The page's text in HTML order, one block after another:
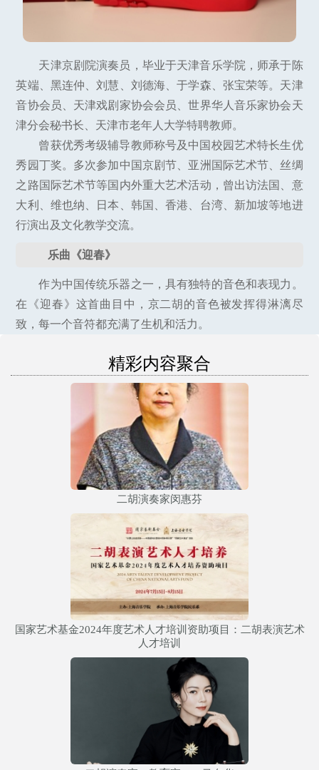
天津京剧院演奏员，毕业于天津音乐学院，师承于陈
英端、黑连仲、刘慧、刘德海、于学森、张宝荣等。天津
音协会员、天津戏剧家协会会员、世界华人音乐家协会天
津分会秘书长、天津市老年人大学特聘教师。
曾获优秀考级辅导教师称号及中国校园艺术特长生优
秀园丁奖。多次参加中国京剧节、亚洲国际艺术节、丝绸
之路国际艺术节等国内外重大艺术活动，曾出访法国、意
大利、维也纳、日本、韩国、香港、台湾、新加坡等地进
行演出及文化教学交流。
乐曲《迎春》
作为中国传统乐器之一，具有独特的音色和表现力。
在《迎春》这首曲目中，京二胡的音色被发挥得淋漓尽
致，每一个音符都充满了生机和活力。
精彩内容聚合
二胡演奏家闵惠芬
国家艺术基金2024年度艺术人才培训资助项目：二胡表演艺术
人才培训